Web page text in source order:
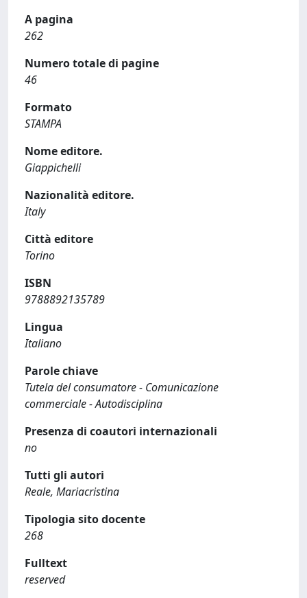
A pagina
262
Numero totale di pagine
46
Formato
STAMPA
Nome editore.
Giappichelli
Nazionalità editore.
Italy
Città editore
Torino
ISBN
9788892135789
Lingua
Italiano
Parole chiave
Tutela del consumatore - Comunicazione
commerciale - Autodisciplina
Presenza di coautori internazionali
no
Tutti gli autori
Reale, Mariacristina
Tipologia sito docente
268
Fulltext
reserved